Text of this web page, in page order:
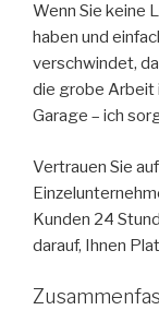
Wenn Sie keine
haben und
verschwindet,
die grobe Arbeit
Garage – ich
Vertrauen Sie
Kunden 24
darauf, Ihnen